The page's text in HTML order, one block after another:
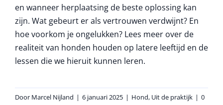
en wanneer herplaatsing de beste oplossing kan
zijn. Wat gebeurt er als vertrouwen verdwijnt? En
hoe voorkom je ongelukken? Lees meer over de
realiteit van honden houden op latere leeftijd en de
lessen die we hieruit kunnen leren.
Door Marcel Nijland | 6 januari 2025 | Hond, Uit de praktijk | 0